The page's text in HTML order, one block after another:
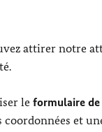
attirer notre
le formulaire
coordonnées et